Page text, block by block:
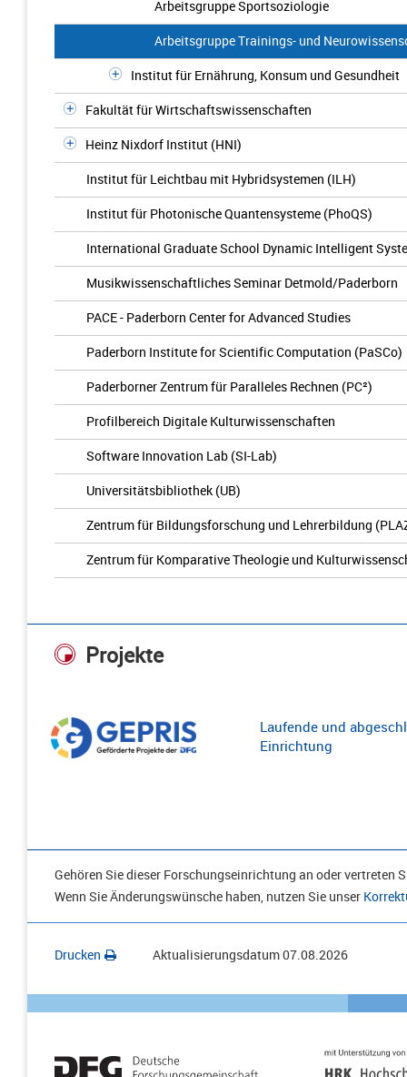
Arbeitsgruppe Sportsoziologie
Arbeitsgruppe Trainings- und
Institut für Ernährung, Konsum und Gesundheit
Fakultät für Wirtschaftswissenschaften
Heinz Nixdorf Institut (HNI)
Institut für Leichtbau mit Hybridsystemen (ILH)
Institut für Photonische Quantensysteme (PhoQS)
International Graduate School Dynamic Intelligent
Musikwissenschaftliches Seminar Detmold/Paderborn
PACE - Paderborn Center for Advanced Studies
Paderborn Institute for Scientific Computation (PaSCo)
Paderborner Zentrum für Paralleles Rechnen (PC²)
Profilbereich Digitale Kulturwissenschaften
Software Innovation Lab (SI-Lab)
Universitätsbibliothek (UB)
Zentrum für Bildungsforschung und Lehrerbildung
Zentrum für Komparative Theologie und
Projekte
Laufende und
Einrichtung
Gehören Sie dieser Forschungseinrichtung an oder vertreten
Wenn Sie Änderungswünsche haben, nutzen Sie unser
Drucken Aktualisierungsdatum07.08.2026